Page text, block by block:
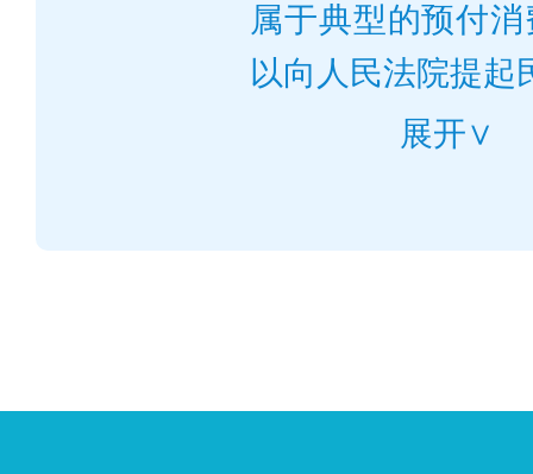
属于典型的预付
以向人民法院提起
《浙江省实
提供的记名预付
展开∨